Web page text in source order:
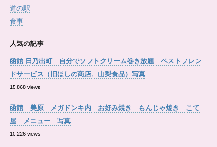
道の駅
食事
人気の記事
函館 日乃出町 自分でソフトクリーム巻き放題 ベストフレン
ドサービス（旧ほしの商店、山梨食品）写真
15,868 views
函館 美原 メガドンキ内 お好み焼き もんじゃ焼き こて
屋 メニュー 写真
10,226 views